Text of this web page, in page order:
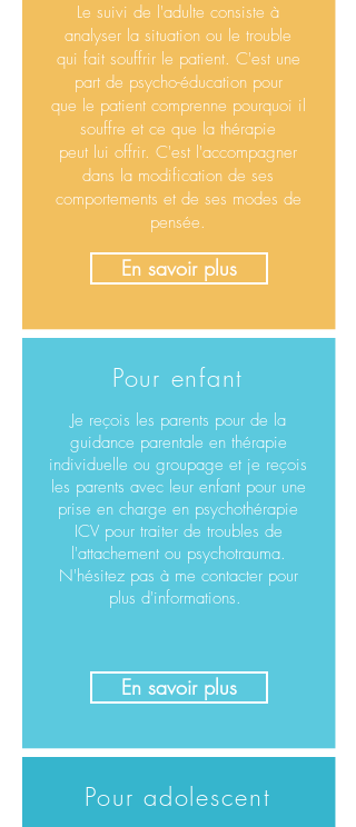
Le suivi de l'adulte consiste à
analyser la situation ou le trouble
qui fait souffrir le patient. C'est une
part de psycho-éducation pour
que le patient comprenne pourquoi il
souffre et ce que la thérapie
peut lui offrir. C'est l'accompagner
dans la modification de ses
comportements et de ses modes de
pensée.
En savoir plus
Pour enfant
Je reçois les parents pour de la
guidance parentale en thérapie
individuelle ou groupage et je reçois
les parents avec leur enfant pour une
prise en charge en psychothérapie
ICV pour traiter de troubles de
l'attachement ou psychotrauma.
N'hésitez pas à me contacter pour
plus d'informations.
En savoir plus
Pour adolescent